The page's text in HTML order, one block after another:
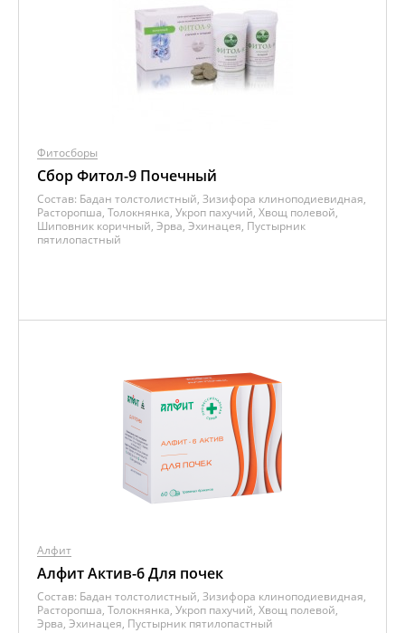
Фитосборы
Сбор Фитол-9 Почечный
Состав: Бадан толстолистный, Зизифора клиноподиевидная,
Расторопша, Толокнянка, Укроп пахучий, Хвощ полевой,
Шиповник коричный, Эрва, Эхинацея, Пустырник
пятилопастный
Алфит
Алфит Актив-6 Для почек
Состав: Бадан толстолистный, Зизифора клиноподиевидная,
Расторопша, Толокнянка, Укроп пахучий, Хвощ полевой,
Эрва, Эхинацея, Пустырник пятилопастный